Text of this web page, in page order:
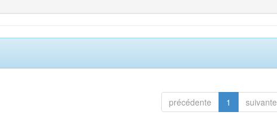
précédente 1 suivante